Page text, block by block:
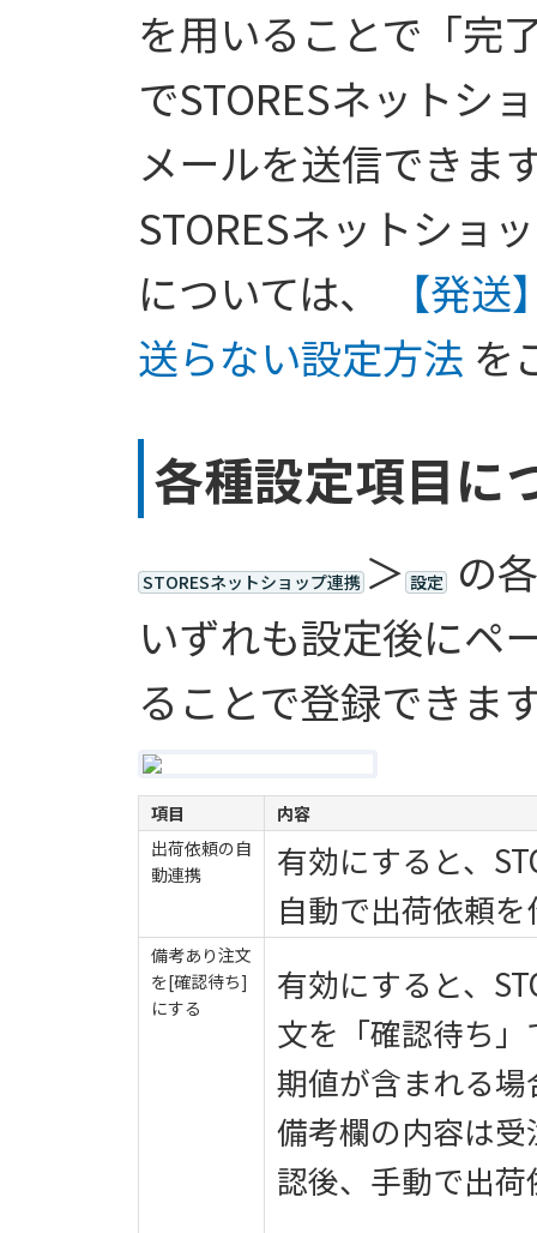
を用いることで「完
でSTORESネットシ
メールを送信できま
STORESネットショ
については、
【発
送らない設定方法 を
各種設定項目に
STORESネットショップ連携 ＞ 設定
の
いずれも設定後にペ
ることで登録できま
項目
内容
出荷依頼の自
動連携
有効にすると、
自動で出荷依頼
備考あり注文
を[確認待ち]
にする
有効にすると、
文を「確認待ち
期値が含まれる
備考欄の内容は
認後、手動で出